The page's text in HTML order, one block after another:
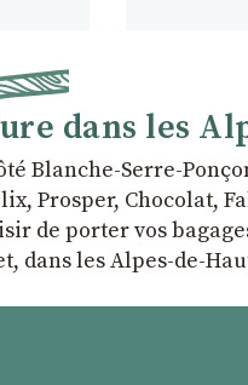
dans les
Blanche-Serre-
Prosper, Chocolat,
de porter vos
dans les Alpes-de-